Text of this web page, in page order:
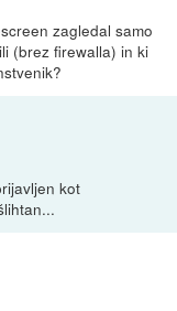
zagledal samo
(brez firewalla) in ki
kot